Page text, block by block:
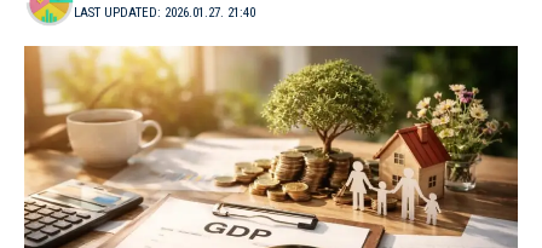
LAST UPDATED: 2026.01.27. 21:40